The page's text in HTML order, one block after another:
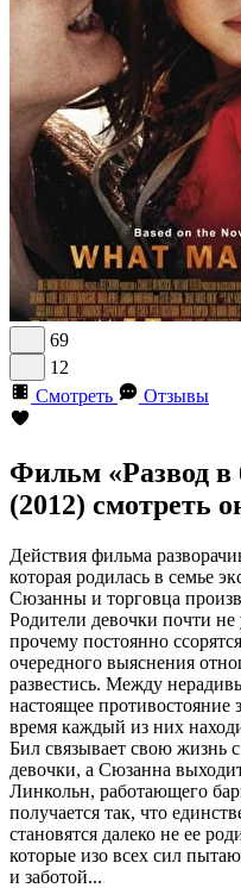
69
12
Смотреть
Отзывы
Фильм «Развод в
(2012) смотреть
Действия фильма
которая родилась в семье
Сюзанны и торговца
Родители девочки почти
прочему постоянно
очередного выяснения
развестись. Между
настоящее
время каждый из них
Бил связывает свою жизнь
девочки, а Сюзанна
Линкольн, работающего
получается так, что
становятся далеко не ее
которые изо всех сил
и заботой...